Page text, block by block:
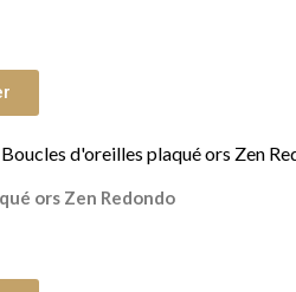
ors Zen Redondo